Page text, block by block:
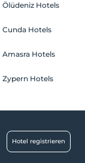
von 2 ist
Ölüdeniz Hotels
Cunda Hotels
Amasra Hotels
Zypern Hotels
Hotel registrieren